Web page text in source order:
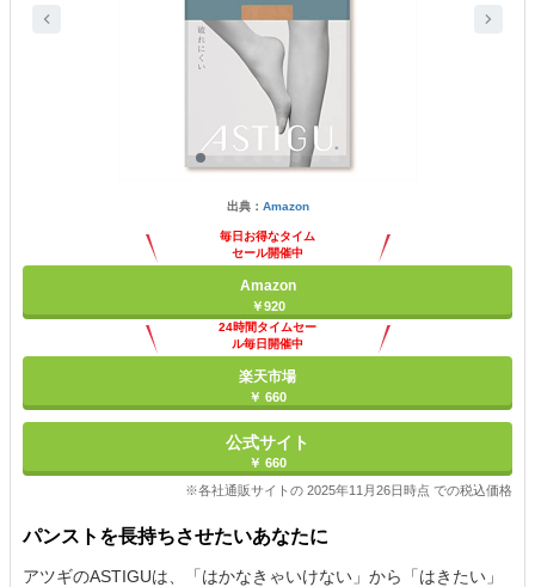
出典： Amazon
毎日お得なタイム
セール開催中
Amazon
￥920
24時間タイムセー
ル毎日開催中
楽天市場
￥ 660
公式サイト
￥ 660
※各社通販サイトの 2025年11月26日時点 での税込価格
パンストを長持ちさせたいあなたに
アツギのASTIGUは、「はかなきゃいけない」から「はきたい」